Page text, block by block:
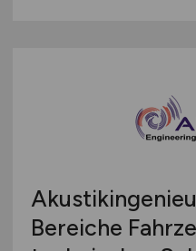
Bereiche